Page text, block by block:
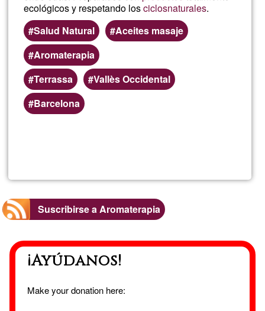
ecológicos y respetando losciclosnaturales.
Salud Natural
Aceites masaje
Aromaterapia
Terrassa
Vallès Occidental
Barcelona
Suscribirse a Aromaterapia
¡Ayúdanos!
Make your donation here: